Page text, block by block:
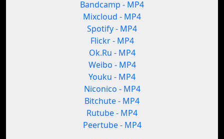
Bandcamp - MP4
Mixcloud - MP4
Spotify - MP4
Flickr - MP4
Ok.Ru - MP4
Weibo - MP4
Youku - MP4
Niconico - MP4
Bitchute - MP4
Rutube - MP4
Peertube - MP4